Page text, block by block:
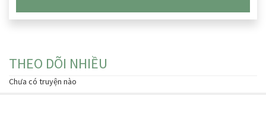
THEO DÕI NHIỀU
Chưa có truyện nào